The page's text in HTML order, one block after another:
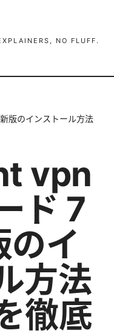
NO FLUFF.
版のインストール方法
vpn
ド 7
のイ
方法
徹底